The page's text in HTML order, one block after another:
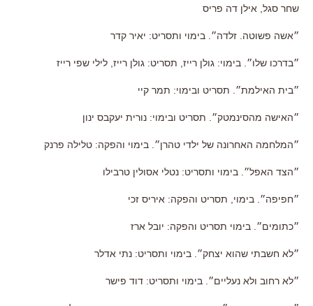
שחר סגל, אילן דה פריס
״אשה פשוטה. זלדה״. בימוי ותסריט: יאיר קדר
״בדרכו שלו״. בימוי: גולן רייז, תסריט: גולן רייז, לילי שפי רייז
״בית האילמת״. תסריט ובימוי: תמר קיי
״האישה מהסינמטק״. תסריט ובימוי: נורית יעקבס ינון
״המלחמה האחרונה של ילדי טהרן״. בימוי והפקה: טלילה פרנק
״הצד האפל״. בימוי ותסריט: נטלי אסולין טרבילו
״חפיפה״. בימוי, תסריט והפקה: איריס זכי
״כתומים״. בימוי תסריט והפקה: יובל ארז
״לא חשבתי שהוא יצחק״. בימוי ותסריט: נתי אדלר
״לא רחוב ולא נעליים״. בימוי ותסריט: דוד פישר